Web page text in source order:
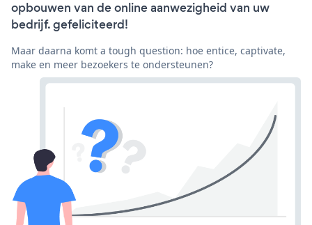
opbouwen van de online aanwezigheid van uw
bedrijf. gefeliciteerd!
Maar daarna komt a tough question: hoe entice, captivate,
make en meer bezoekers te ondersteunen?